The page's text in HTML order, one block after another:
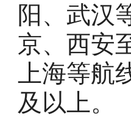
阳、武汉
京、西安
上海等航
及以上。